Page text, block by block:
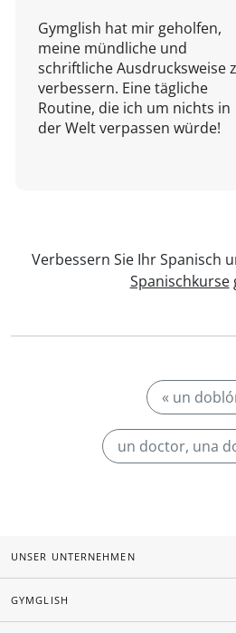
Gymglish hat mir geholfen,
meine mündliche und
schriftliche Ausdrucksweise
verbessern. Eine tägliche
Routine, die ich um nichts in
der Welt verpassen würde!
Verbessern Sie Ihr Spanisch
Spanischkurse
« un
un doctor, una
UNSER UNTERNEHMEN
GYMGLISH